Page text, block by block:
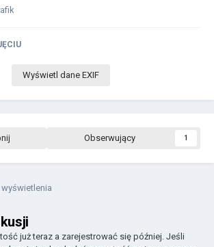
Wyświetl dane EXIF
Obserwujący 1
już teraz a zarejestrować się później. Jeśli